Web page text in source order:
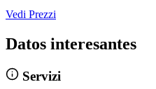
Vedi Prezzi
Datos interesantes
Servizi